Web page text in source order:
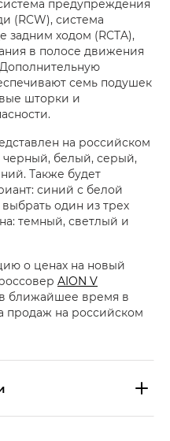
предупреждения
(RCW), система
ходом (RCTA),
в полосе движения
семь подушек
шторки и
на российском
черный, белый, серый,
Также будет
синий с белой
один из трех
темный, светлый и
о ценах на новый
AION V
в ближайшее время в
продаж на российском